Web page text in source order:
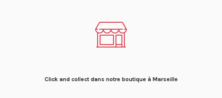
Click and collect dans notre boutique à Marseille